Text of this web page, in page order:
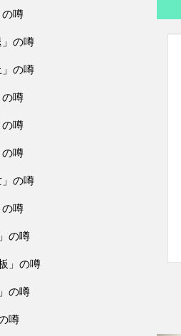
噂
の噂
の噂
噂
噂
噂
の噂
噂
の噂
」の噂
の噂
噂